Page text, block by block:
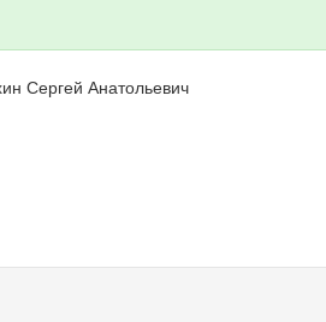
Сергей Анатольевич